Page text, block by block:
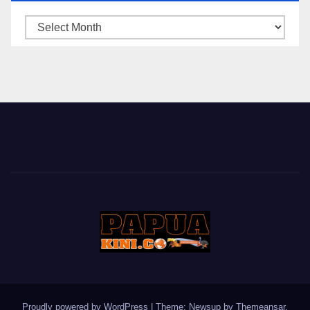
ARSIP
Proudly powered by WordPress Theme: Newsup by Themeansar.